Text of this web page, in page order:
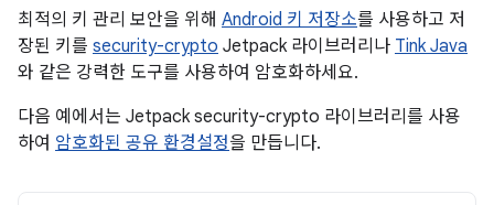
최적의 키 관리 보안을 위해 Android 키 저장소를 사용하고 저
장된 키를 security-crypto Jetpack 라이브러리나 Tink Java
와 같은 강력한 도구를 사용하여 암호화하세요.
다음 예에서는 Jetpack security-crypto 라이브러리를 사용
하여 암호화된 공유 환경설정을 만듭니다.